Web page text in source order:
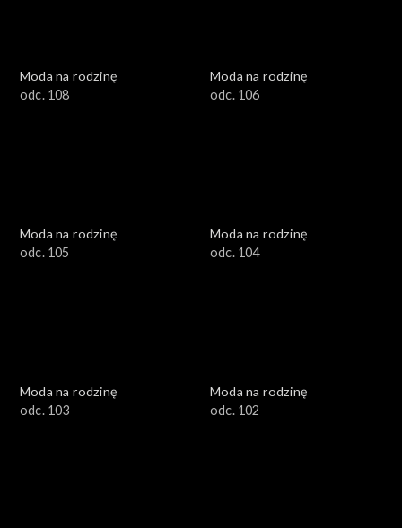
Moda na rodzinę
odc. 108
Moda na rodzinę
odc. 106
Moda na rodzinę
odc. 105
Moda na rodzinę
odc. 104
Moda na rodzinę
odc. 103
Moda na rodzinę
odc. 102